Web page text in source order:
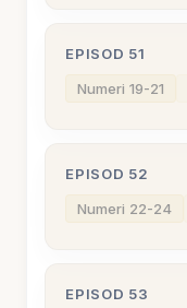
EPISOD 51
Numeri 19-21
EPISOD 52
Numeri 22-24
EPISOD 53